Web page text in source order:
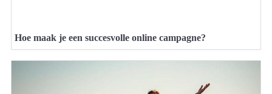
Hoe maak je een succesvolle online campagne?